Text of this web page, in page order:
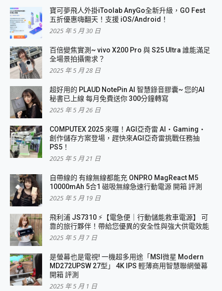
寶可夢飛人外掛iToolab AnyGo全新升級，GO Fest
五折優惠嗨翻天！支援 iOS/Android！
2025 年 5 月 30 日
百倍變焦實測~ vivo X200 Pro 與 S25 Ultra 誰能滿足
全場景拍攝需求？
2025 年 5 月 28 日
超好用的 PLAUD NotePin AI 智慧錄音膠囊~ 您的AI
秘書已上線 每月免費送你 300分鐘轉寫
2025 年 5 月 26 日
COMPUTEX 2025 來囉！AGI亞奇雷 AI・Gaming・
創作儲存方案登場，趕快來AGI亞奇雷挑戰任務抽
PS5！
2025 年 5 月 21 日
自帶線的 有線無線都能充 ONPRO MagReact M5
10000mAh 5合1 磁吸無線急速行動電源 開箱 評測
2025 年 5 月 19 日
飛利浦 JS7310 ⚡【電急便｜行動儲能救車電源】 可
靠的旅行夥伴！帶給您優異的安全性與強大供電效能
2025 年 5 月 7 日
是螢幕也是電視! 一機超多用途「MSI微星 Modern
MD272UPSW 27型」 4K IPS 輕薄商用智慧聯網螢幕
開箱 評測
2025 年 5 月 1 日